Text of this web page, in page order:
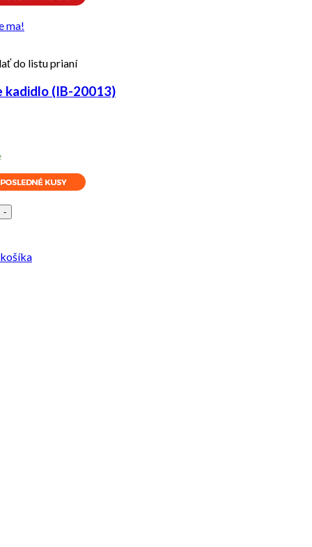
ma!
do listu prianí
kadidlo (IB-20013)
-